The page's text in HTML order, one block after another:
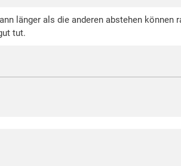
länger als die anderen abstehen
tut.